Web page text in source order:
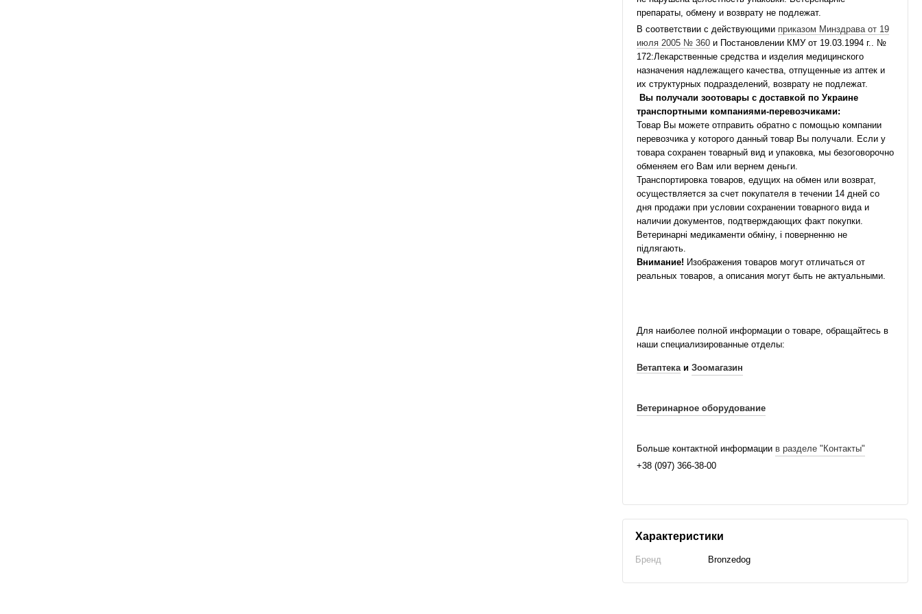
препараты, обмену и возврату не подлежат.
В соответствии с действующими приказом Минздрава от 19
июля 2005 № 360и Постановлении КМУ от 19.03.1994 г.. №
172:Лекарственные средства и изделия медицинского
назначения надлежащего качества, отпущенные из аптек и
их структурных подразделений, возврату не подлежат.
Вы получали зоотовары с доставкой по Украине
транспортными компаниями-перевозчиками:
Товар Вы можете отправить обратно с помощью компании
перевозчика у которого данный товар Вы получали. Если у
товара сохранен товарный вид и упаковка, мы безоговорочно
обменяем его Вам или вернем деньги.
Транспортировка товаров, едущих на обмен или возврат,
осуществляется за счет покупателя в течении 14 дней со
дня продажи при условии сохранении товарного вида и
наличии документов, подтверждающих факт покупки.
Ветеринарні медикаменти обміну, і поверненню не
підлягають.
Внимание! Изображения товаров могут отличаться от
реальных товаров, а описания могут быть не актуальными.
Для наиболее полной информации о товаре, обращайтесь в
наши специализированные отделы:
Ветаптекаи Зоомагазин
Ветеринарное оборудование
Больше контактной информации в разделе "Контакты"
+38 (097) 366-38-00
Характеристики
Бренд Bronzedog